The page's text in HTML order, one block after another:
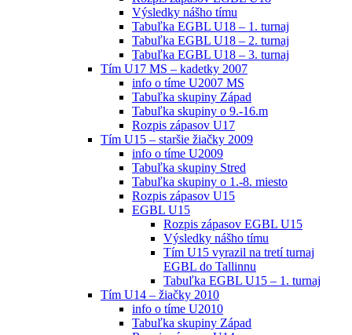
Výsledky nášho tímu
Tabuľka EGBL U18 – 1. turnaj
Tabuľka EGBL U18 – 2. turnaj
Tabuľka EGBL U18 – 3. turnaj
Tím U17 MS – kadetky 2007
info o tíme U2007 MS
Tabuľka skupiny Západ
Tabuľka skupiny o 9.-16.m
Rozpis zápasov U17
Tím U15 – staršie žiačky 2009
info o tíme U2009
Tabuľka skupiny Stred
Tabuľka skupiny o 1.-8. miesto
Rozpis zápasov U15
EGBL U15
Rozpis zápasov EGBL U15
Výsledky nášho tímu
Tím U15 vyrazil na tretí turnaj
EGBL do Tallinnu
Tabuľka EGBL U15 – 1. turnaj
Tím U14 – žiačky 2010
info o tíme U2010
Tabuľka skupiny Západ